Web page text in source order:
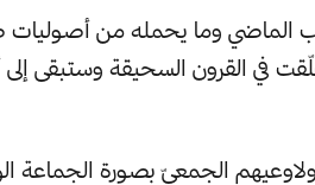
الماضي وما يحمله من أصوليات
في القرون السحيقة وستبقى
ولاوعيهم الجمعيّ بصورة